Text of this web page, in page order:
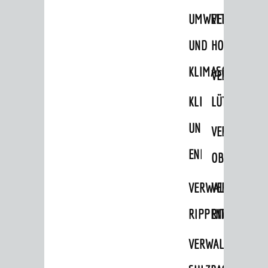
UMWELT-
UND
KLIMASCHUTZ
KLIMASCHUTZ
UND
RIPPENWEIER